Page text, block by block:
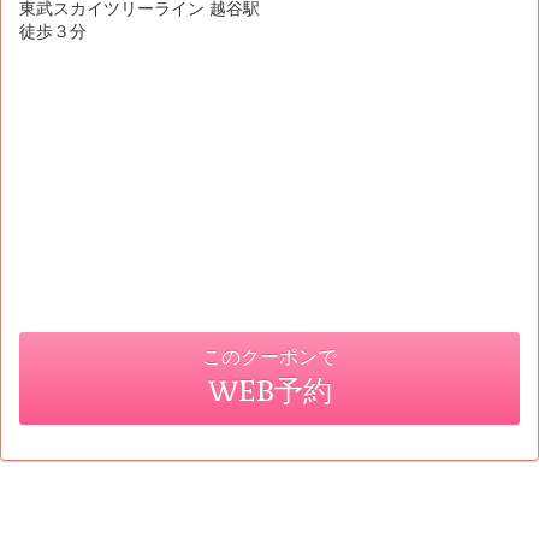
東武スカイツリーライン 越谷駅
徒歩３分
このクーポンで
WEB予約